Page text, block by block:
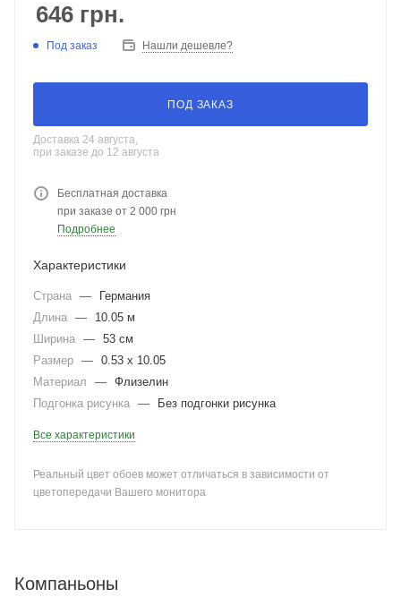
646 грн.
Под заказ Нашли дешевле?
ПОД ЗАКАЗ
Доставка 24 августа,
при заказе до 12 августа
Бесплатная доставка
при заказе от 2 000 грн
Подробнее
Характеристики
Страна —
Германия
Длина —
10.05 м
Ширина — 53 см
Размер — 0.53 x 10.05
Материал
— Флизелин
Подгонка рисунка — Без подгонки рисунка
Все характеристики
Реальный цвет обоев может отличаться в зависимости от
цветопередачи Вашего монитора
Компаньоны